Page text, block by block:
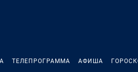
ТЕЛЕПРОГРАММА АФИША